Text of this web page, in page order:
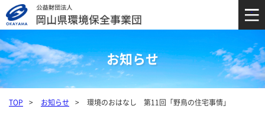
お知らせ
TOP お知らせ 環境のおはなし 第11回「野鳥の住宅事情」